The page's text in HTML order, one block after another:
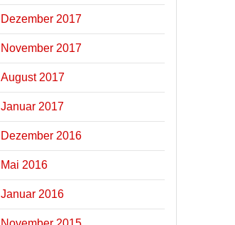
Dezember 2017
November 2017
August 2017
Januar 2017
Dezember 2016
Mai 2016
Januar 2016